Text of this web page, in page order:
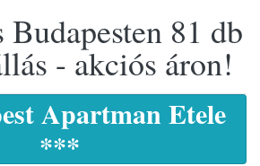
81 db
- akciós áron!
Apartman Etele
***